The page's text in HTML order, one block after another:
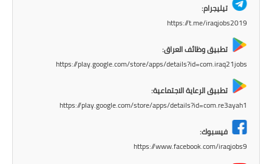
العامة
تيليجرام:
https://t.me/iraqjobs2019
تطبيق وظائف العراق:
https://play.google.com/store/apps/details?id=com.iraq21jobs
تطبيق الرعاية الاجتماعية:
https://play.google.com/store/apps/details?id=com.re3ayah1
فيسبوك:
https://www.facebook.com/iraqjobs9